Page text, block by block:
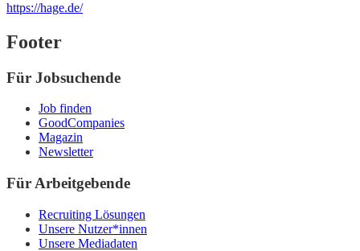
https://hage.de/
Footer
Für Jobsuchende
Job finden
GoodCompanies
Magazin
Newsletter
Für Arbeitgebende
Recruiting Lösungen
Unsere Nutzer*innen
Unsere Mediadaten